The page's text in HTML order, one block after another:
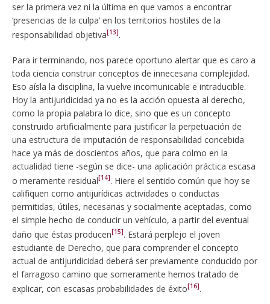
ser la primera vez ni la última en que vamos a encontrar
‘presencias de la culpa’ en los territorios hostiles de la
responsabilidad objetiva[13].
Para ir terminando, nos parece oportuno alertar que es caro a
toda ciencia construir conceptos de innecesaria complejidad.
Eso aísla la disciplina, la vuelve incomunicable e intraducible.
Hoy la antijuridicidad ya no es la acción opuesta al derecho,
como la propia palabra lo dice, sino que es un concepto
construido artificialmente para justificar la perpetuación de
una estructura de imputación de responsabilidad concebida
hace ya más de doscientos años, que para colmo en la
actualidad tiene -según se dice- una aplicación práctica escasa
o meramente residual[14]. Hiere el sentido común que hoy se
califiquen como antijurídicas actividades o conductas
permitidas, útiles, necesarias y socialmente aceptadas, como
el simple hecho de conducir un vehículo, a partir del eventual
daño que éstas producen[15]. Estará perplejo el joven
estudiante de Derecho, que para comprender el concepto
actual de antijuridicidad deberá ser previamente conducido por
el farragoso camino que someramente hemos tratado de
explicar, con escasas probabilidades de éxito[16].